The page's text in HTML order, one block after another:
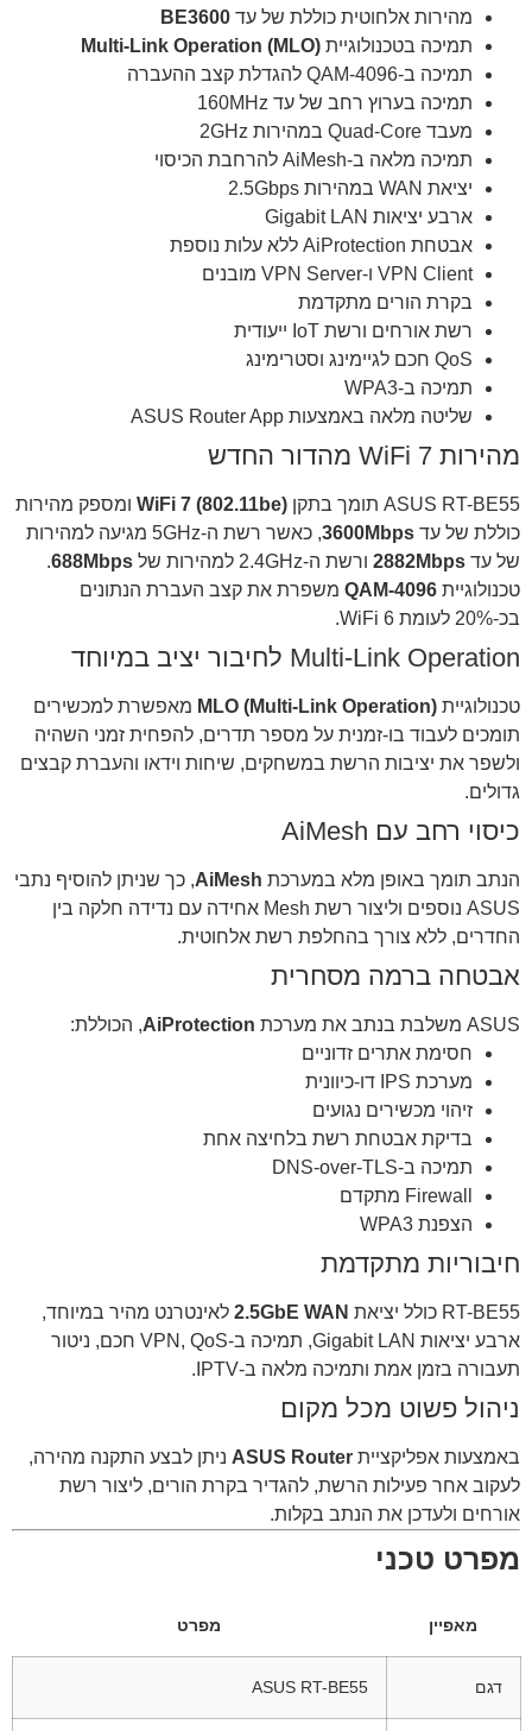
מהירות אלחוטית כוללת של עד BE3600
תמיכה בטכנולוגיית Multi-Link Operation (MLO)
תמיכה ב-4096-QAM להגדלת קצב ההעברה
תמיכה בערוץ רחב של עד 160MHz
מעבד Quad-Core במהירות 2GHz
תמיכה מלאה ב-AiMesh להרחבת הכיסוי
יציאת WAN במהירות 2.5Gbps
ארבע יציאות Gigabit LAN
אבטחת AiProtection ללא עלות נוספת
VPN Client ו-VPN Server מובנים
בקרת הורים מתקדמת
רשת אורחים ורשת IoT ייעודית
QoS חכם לגיימינג וסטרימינג
תמיכה ב-WPA3
שליטה מלאה באמצעות ASUS Router App
מהירות WiFi 7 מהדור החדש
ASUS RT-BE55 תומך בתקן WiFi 7 (802.11be) ומספק מהירות
כוללת של עד 3600Mbps
, כאשר רשת ה-5GHz מגיעה למהירות
של עד 2882Mbps ורשת ה-2.4GHz למהירות של 688Mbps
.
טכנולוגיית 4096-QAM
משפרת את קצב העברת הנתונים
בכ-20% לעומת WiFi 6.
Multi-Link Operation לחיבור יציב במיוחד
טכנולוגיית MLO (Multi-Link Operation) מאפשרת למכשירים
תומכים לעבוד בו-זמנית על מספר תדרים, להפחית זמני השהיה
ולשפר את יציבות הרשת במשחקים, שיחות וידאו והעברת קבצים
גדולים.
כיסוי רחב עם AiMesh
הנתב תומך באופן מלא במערכת AiMesh, כך שניתן להוסיף נתבי
ASUS נוספים וליצור רשת Mesh אחידה עם נדידה חלקה בין
החדרים, ללא צורך בהחלפת רשת אלחוטית.
אבטחה ברמה מסחרית
ASUS משלבת בנתב את מערכת AiProtection, הכוללת:
חסימת אתרים זדוניים
מערכת IPS דו-כיוונית
זיהוי מכשירים נגועים
בדיקת אבטחת רשת בלחיצה אחת
תמיכה ב-DNS-over-TLS
Firewall מתקדם
הצפנת WPA3
חיבוריות מתקדמת
RT-BE55 כולל יציאת 2.5GbE WAN לאינטרנט מהיר במיוחד,
ארבע יציאות Gigabit LAN, תמיכה ב-VPN, QoS חכם, ניטור
תעבורה בזמן אמת ותמיכה מלאה ב-IPTV.
ניהול פשוט מכל מקום
באמצעות אפליקציית ASUS Router ניתן לבצע התקנה מהירה,
לעקוב אחר פעילות הרשת, להגדיר בקרת הורים, ליצור רשת
אורחים ולעדכן את הנתב בקלות.
מפרט טכני
מאפיין מפרט
דגם ASUS RT-BE55